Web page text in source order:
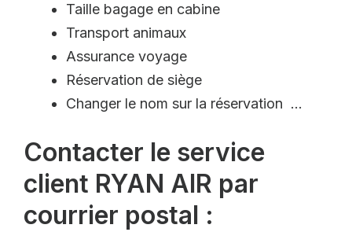
Taille bagage en cabine
Transport animaux
Assurance voyage
Réservation de siège
Changer le nom sur la réservation …
Contacter le service
client RYAN AIR par
courrier postal :